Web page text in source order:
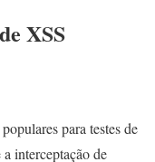
XSS
para testes de
interceptação de